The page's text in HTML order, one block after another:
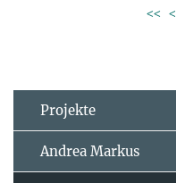
<< <
Projekte
Andrea Markus